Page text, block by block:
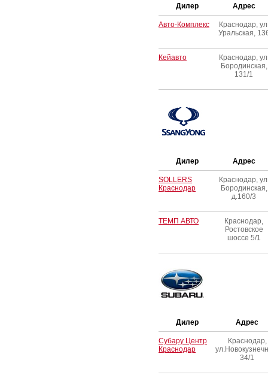
Дилер Адрес
Авто-Комплекс
Краснодар,
Уральская,
Кейавто
Краснодар,
Бородинская,
131/1
Дилер Адрес
SOLLERS
Краснодар
Краснодар,
Бородинская,
д.160/3
ТЕМП АВТО
Краснодар,
Ростовское
шоссе 5/1
Дилер Адрес
Субару Центр
Краснодар
Краснодар,
34/1